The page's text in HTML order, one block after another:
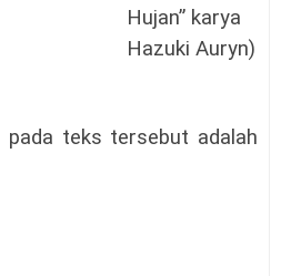
Hujan” karya
Hazuki Auryn)
pada teks tersebut adalah